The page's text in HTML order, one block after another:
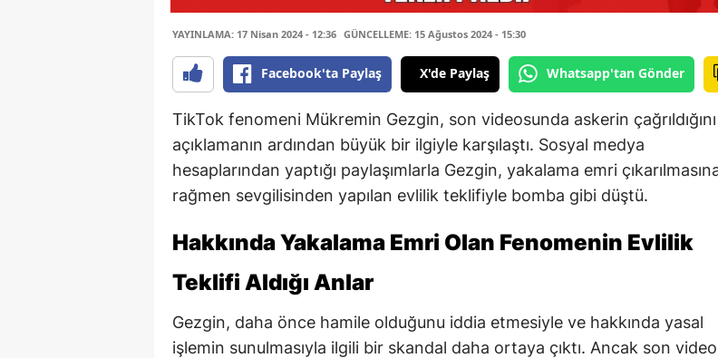
YAYINLAMA: 17 Nisan 2024 - 12:36 GÜNCELLEME: 15 Ağustos 2024 - 15:30
Facebook'ta Paylaş X'de Paylaş Whatsapp'tan Gönder
TikTok fenomeni Mükremin Gezgin, son videosunda askerin çağrıldığını
açıklamanın ardından büyük bir ilgiyle karşılaştı. Sosyal medya
hesaplarından yaptığı paylaşımlarla Gezgin, yakalama emri
rağmen sevgilisinden yapılan evlilik teklifiyle bomba gibi düştü.
Hakkında Yakalama Emri Olan Fenomenin Evlilik
Teklifi Aldığı Anlar
Gezgin, daha önce hamile olduğunu iddia etmesiyle ve hakkında yasal
işlemin sunulmasıyla ilgili bir skandal daha ortaya çıktı. Ancak son